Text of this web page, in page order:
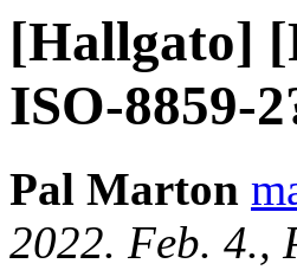
[Hallgato]
ISO-8859-
Pal Marton
2022. Feb. 4.,